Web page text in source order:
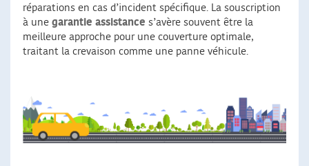
réparations en cas d’incident spécifique. La souscription
à une garantie assistance s’avère souvent être la
meilleure approche pour une couverture optimale,
traitant la crevaison comme une panne véhicule.